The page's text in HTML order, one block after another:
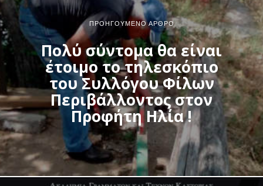
ΠΡΟΗΓΟΎΜΕΝΟ ΆΡΘΡΟ
Πολύ σύντομα θα είναι
έτοιμο το τηλεσκόπιο
του Συλλόγου Φίλων
Περιβάλλοντος στον
Προφήτη Ηλία !